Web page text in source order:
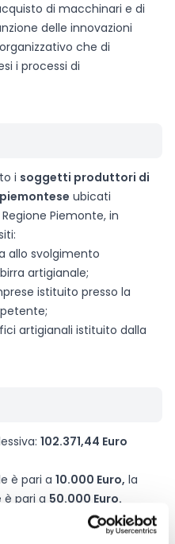
di macchinari e di
delle innovazioni
che di
i processi di
i soggetti produttori di
ubicati
Piemonte, in
allo svolgimento
artigianale;
istituito presso la
artigianali istituito dalla
102.371,44 Euro
è pari a 10.000 Euro, la
è pari a 50.000 Euro.